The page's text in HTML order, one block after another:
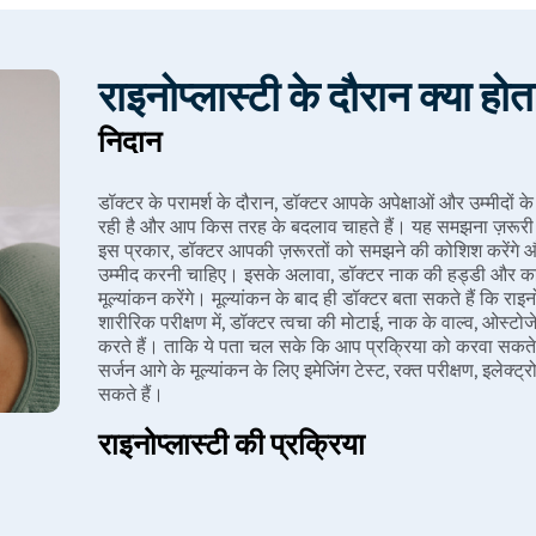
राइनोप्लास्टी के दौरान क्या
निदान
डॉक्टर के परामर्श के दौरान, डॉक्टर आपके अपेक्षाओं और उम्मीदों
रही है और आप किस तरह के बदलाव चाहते हैं। यह समझना ज़रूरी
इस प्रकार, डॉक्टर आपकी ज़रूरतों को समझने की कोशिश करेंगे
उम्मीद करनी चाहिए। इसके अलावा, डॉक्टर नाक की हड्डी और
मूल्यांकन करेंगे। मूल्यांकन के बाद ही डॉक्टर बता सकते हैं कि
शारीरिक परीक्षण में, डॉक्टर त्वचा की मोटाई, नाक के वाल्व,
करते हैं। ताकि ये पता चल सके कि आप प्रक्रिया को करवा
सर्जन आगे के मूल्यांकन के लिए इमेजिंग टेस्ट, रक्त परीक्षण,
सकते हैं।
राइनोप्लास्टी की प्रक्रिया